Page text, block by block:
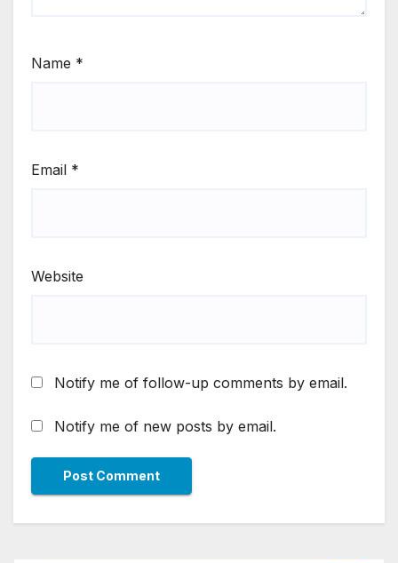
Name *
Email *
Website
Notify me of follow-up comments by email.
Notify me of new posts by email.